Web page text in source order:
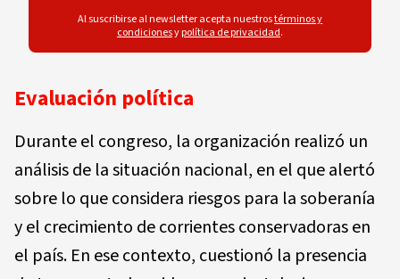
Al suscribirse al newsletter acepta nuestrostérminos y
condicionesypolítica de privacidad.
Evaluación política
Durante el congreso, la organización realizó un
análisis de la situación nacional, en el que alertó
sobre lo que considera riesgos para la soberanía
y el crecimiento de corrientes conservadoras en
el país. En ese contexto, cuestionó la presencia